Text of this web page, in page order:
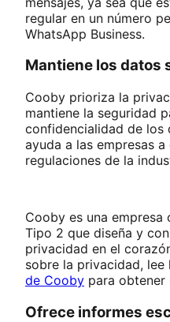
regular en un número
WhatsApp Business.
Mantiene los datos
Cooby prioriza la
mantiene la seguridad
confidencialidad de los
ayuda a las empresas
regulaciones de la
Cooby es una
Tipo 2 que diseña y
privacidad en el
sobre la privacidad, lee
de Cooby para obtener
Ofrece informes